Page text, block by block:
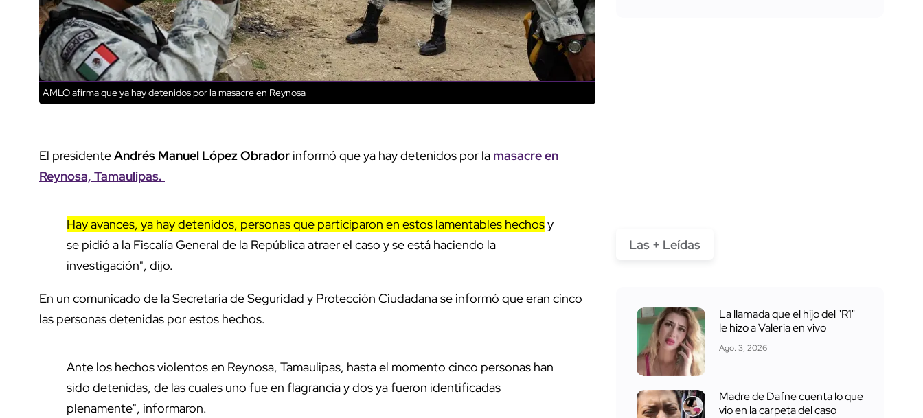
AMLO afirma que ya hay detenidos por la masacre en Reynosa
El presidenteAndrés Manuel López Obrador informó que ya hay detenidos por la masacre en
Reynosa, Tamaulipas.
Hay avances, ya hay detenidos, personas que participaron en estos lamentables hechosy
se pidió a la Fiscalía General de la República atraer el caso y se está haciendo la
investigación", dijo.
En un comunicado de la Secretaría de Seguridad y Protección Ciudadana se informó que eran cinco
las personas detenidas por estos hechos.
Ante los hechos violentos en Reynosa, Tamaulipas, hasta el momento cinco personas han
sido detenidas, de las cuales uno fue en flagrancia y dos ya fueron identificadas
plenamente", informaron.
Las + Leídas
La llamada que el hijo del "R1"
le hizo a Valeria en vivo
Ago. 3, 2026
Madre de Dafne cuenta lo que
vio en la carpeta del caso